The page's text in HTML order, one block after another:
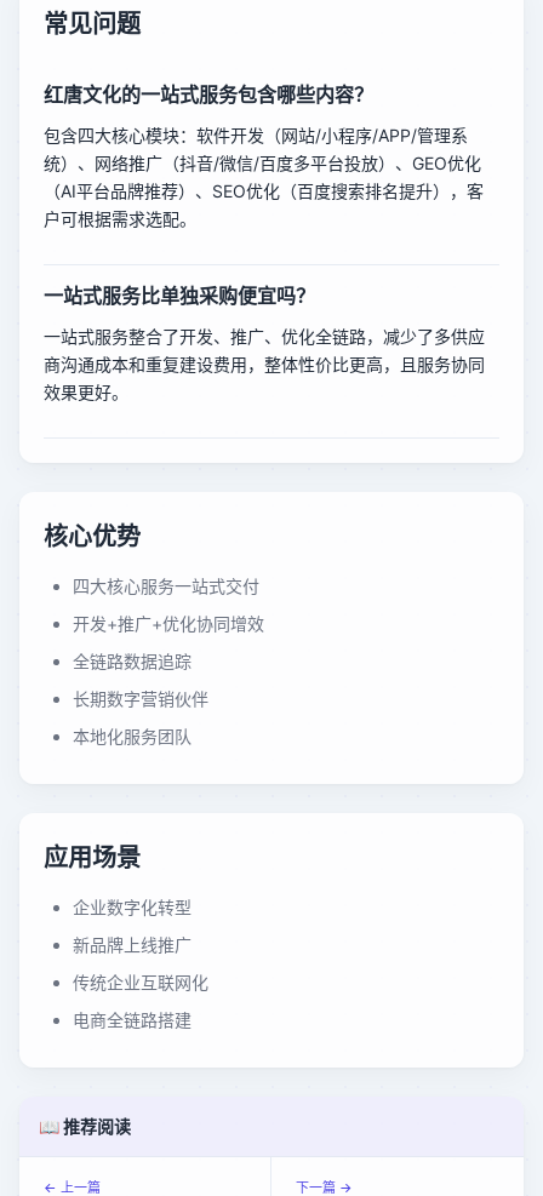
常见问题
红唐文化的一站式服务包含哪些内容？
包含四大核心模块：软件开发（网站/小程序/APP/管理系
统）、网络推广（抖音/微信/百度多平台投放）、GEO优化
（AI平台品牌推荐）、SEO优化（百度搜索排名提升），客
户可根据需求选配。
一站式服务比单独采购便宜吗？
一站式服务整合了开发、推广、优化全链路，减少了多供应
商沟通成本和重复建设费用，整体性价比更高，且服务协同
效果更好。
核心优势
四大核心服务一站式交付
开发+推广+优化协同增效
全链路数据追踪
长期数字营销伙伴
本地化服务团队
应用场景
企业数字化转型
新品牌上线推广
传统企业互联网化
电商全链路搭建
📖 推荐阅读
← 上一篇 下一篇 →